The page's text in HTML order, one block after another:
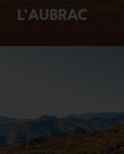
L'AUBRAC